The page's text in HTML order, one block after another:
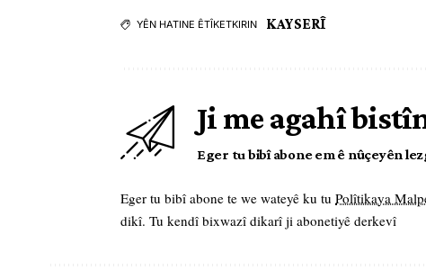
YÊN HATINE ÊTÎKETKIRIN KAYSERÎ
Ji me agahî
Eger tu bibî abone em ê nûçeyên
Eger tu bibî abone te we wateyê ku tu Polîtikaya
dikî. Tu kendî bixwazî dikarî ji abonetiyê derkevî